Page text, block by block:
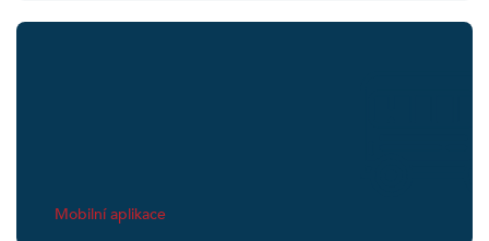
Mobilní aplikace